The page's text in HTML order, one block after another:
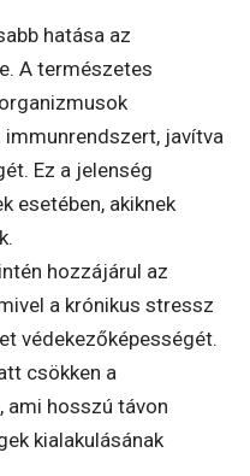
hatása az
A természetes
javítva
Ez a jelenség
esetében, akiknek
hozzájárul az
a krónikus stressz
védekezőképességét.
csökken a
ami hosszú távon
kialakulásának